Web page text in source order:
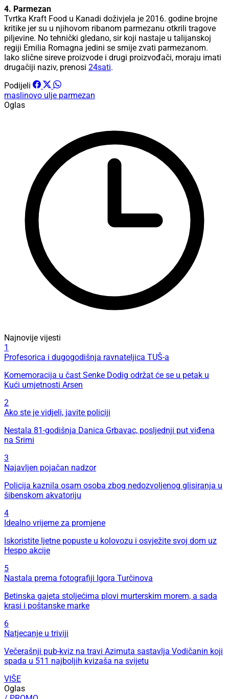
4. Parmezan
Tvrtka Kraft Food u Kanadi doživjela je 2016. godine brojne
kritike jer su u njihovom ribanom parmezanu otkrili tragove
piljevine. No tehnički gledano, sir koji nastaje u talijanskoj
regiji Emilia Romagna jedini se smije zvati parmezanom.
Iako slične sireve proizvode i drugi proizvođači, moraju imati
drugačiji naziv, prenosi 24sati.
Podijeli
maslinovo ulje parmezan
Oglas
Najnovije vijesti
1
Profesorica i dugogodišnja ravnateljica TUŠ-a
Komemoracija u čast Senke Dodig održat će se u petak u
Kući umjetnosti Arsen
2
Ako ste je vidjeli, javite policiji
Nestala 81-godišnja Danica Grbavac, posljednji put viđena
na Srimi
3
Najavljen pojačan nadzor
Policija kaznila osam osoba zbog nedozvoljenog glisiranja u
šibenskom akvatoriju
4
Idealno vrijeme za promjene
Iskoristite ljetne popuste u kolovozu i osvježite svoj dom uz
Hespo akcije
5
Nastala prema fotografiji Igora Turčinova
Betinska gajeta stoljećima plovi murterskim morem, a sada
krasi i poštanske marke
6
Natjecanje u triviji
Večerašnji pub-kviz na travi Azimuta sastavlja Vodičanin koji
spada u 511 najboljih kvizaša na svijetu
VIŠE
Oglas